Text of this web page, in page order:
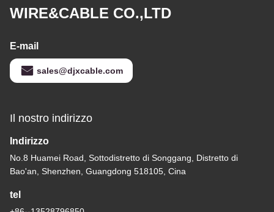
WIRE&CABLE CO.,LTD
E-mail
sales@djxcable.com
Il nostro indirizzo
Indirizzo
No.8 Huamei Road, Sottodistretto di Songgang, Distretto di
Bao'an, Shenzhen, Guangdong 518105, Cina
tel